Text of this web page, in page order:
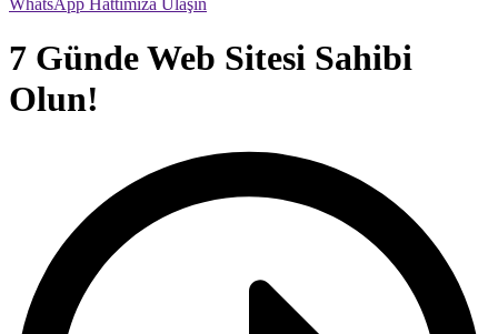
WhatsApp Hattımıza Ulaşın
7 Günde Web Sitesi Sahibi
Olun!